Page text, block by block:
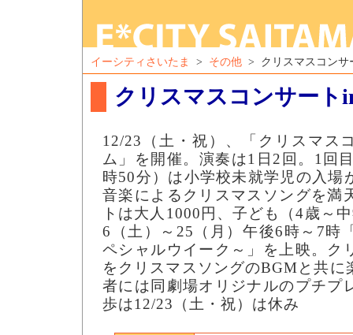
イーシティさいたま > その他 > クリスマスコンサ
クリスマスコンサート
12/23（土・祝）、「クリスマス
ム」を開催。演奏は1日2回。1回
時50分）は小学校未就学児の入場
音楽によるクリスマスソングを
トは大人1000円、子ども（4歳～
6（土）～25（月）午後6時～7時
ペシャルウイーク～」を上映。ク
をクリスマスソングのBGMと共
者には同劇場オリジナルのプチ
歩は12/23（土・祝）は休み